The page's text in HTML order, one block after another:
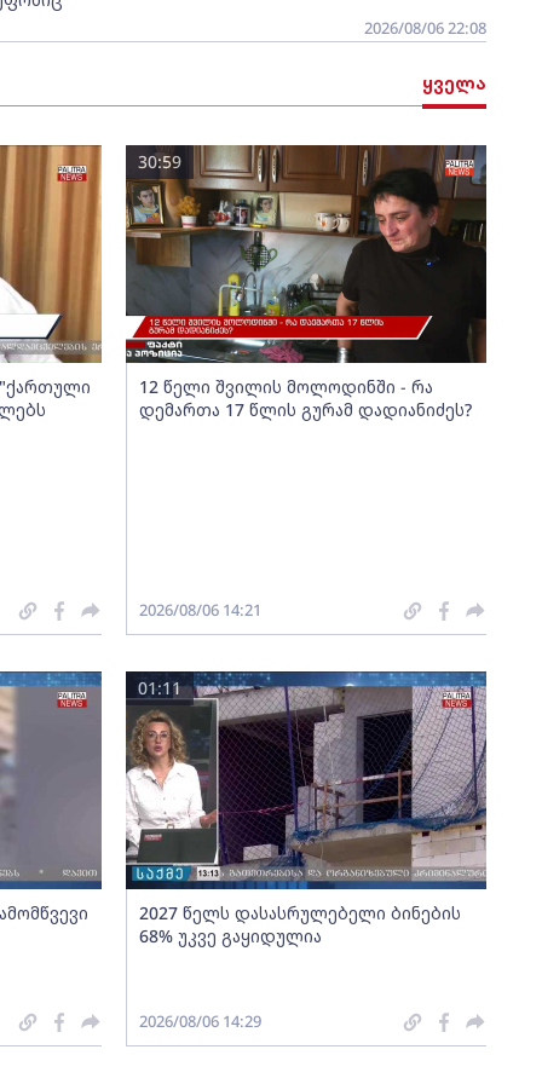
2026/08/06 22:08
ყველა
"ქართული
12 წელი შვილის მოლოდინში - რა
დემართა 17 წლის გურამ დადიანიძეს?
30:59
2026/08/06 14:21
2027 წელს დასასრულებელი ბინების
68% უკვე გაყიდულია
01:11
2026/08/06 14:29